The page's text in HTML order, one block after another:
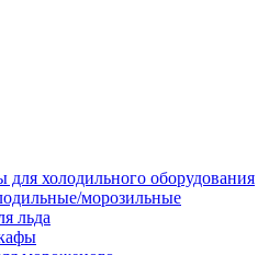
для холодильного оборудования
морозильные
льда